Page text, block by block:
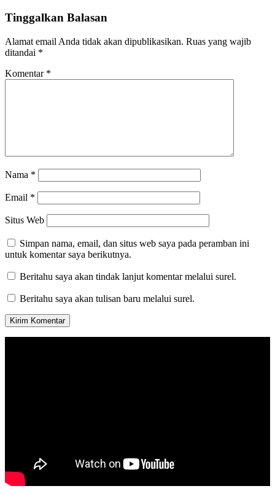
Tinggalkan Balasan
Alamat email Anda tidak akan dipublikasikan. Ruas yang wajib
ditandai *
Komentar *
Nama *
Email *
Situs Web
Simpan nama, email, dan situs web saya pada peramban ini
untuk komentar saya berikutnya.
Beritahu saya akan tindak lanjut komentar melalui surel.
Beritahu saya akan tulisan baru melalui surel.